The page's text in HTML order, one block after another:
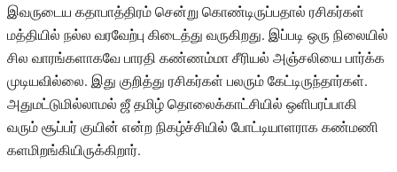
இவருடைய கதாபாத்திரம் சென்று கொண்டிருப்பதால் ரசிகர்கள்
மத்தியில் நல்ல வரவேற்பு கிடைத்து வருகிறது. இப்படி ஒரு நிலையில்
சில வாரங்களாகவே பாரதி கண்ணம்மா சீரியல் அஞ்சலியை பார்க்க
முடியவில்லை. இது குறித்து ரசிகர்கள் பலரும் கேட்டிருந்தார்கள்.
அதுமட்டுமில்லாமல் ஜீ தமிழ் தொலைக்காட்சியில் ஒளிபரப்பாகி
வரும் சூப்பர் குயின் என்ற நிகழ்ச்சியில் போட்டியாளராக கண்மணி
களமிறங்கியிருக்கிறார்.